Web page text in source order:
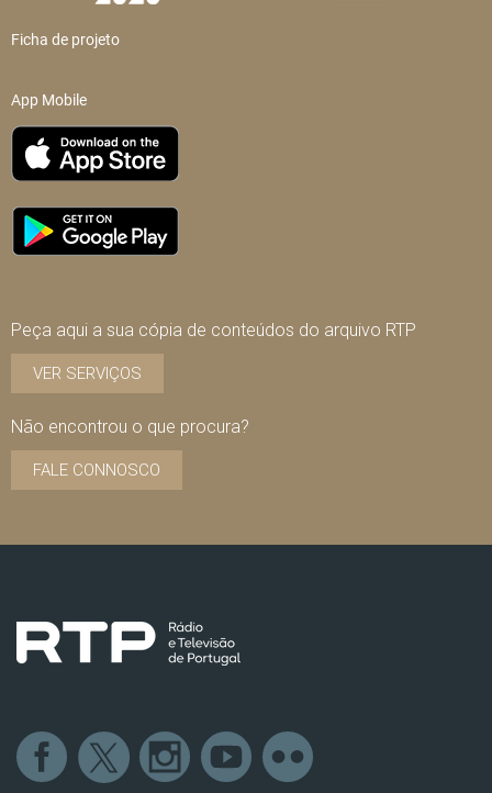
Ficha de projeto
App Mobile
Peça aqui a sua cópia de conteúdos do arquivo RTP
VER SERVIÇOS
Não encontrou o que procura?
FALE CONNOSCO